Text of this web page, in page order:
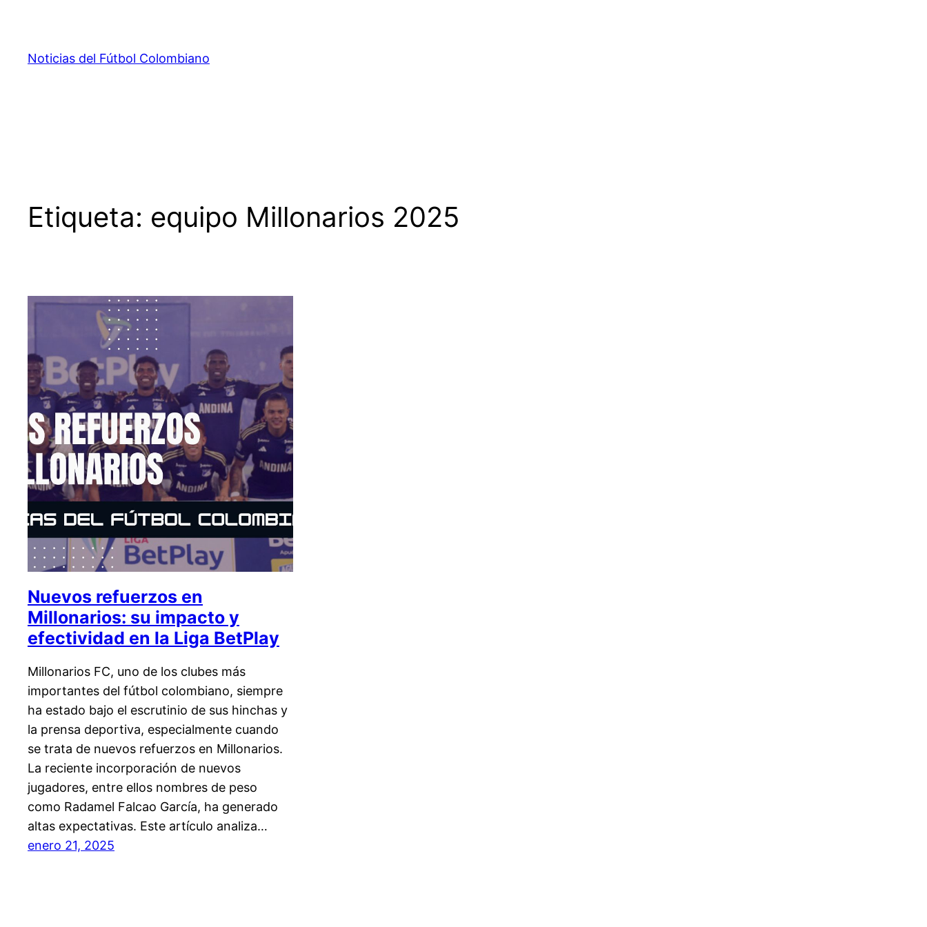
contenido
Noticias del Fútbol Colombiano
Etiqueta: equipo Millonarios 2025
Nuevos refuerzos en
Millonarios: su impacto y
efectividad en la Liga BetPlay
Millonarios FC, uno de los clubes más
importantes del fútbol colombiano, siempre
ha estado bajo el escrutinio de sus hinchas y
la prensa deportiva, especialmente cuando
se trata de nuevos refuerzos en Millonarios.
La reciente incorporación de nuevos
jugadores, entre ellos nombres de peso
como Radamel Falcao García, ha generado
altas expectativas. Este artículo analiza…
enero 21, 2025